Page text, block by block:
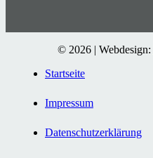
© 2026 | Webdesign:
Startseite
Impressum
Datenschutzerklärung